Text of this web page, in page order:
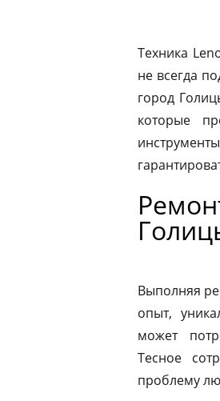
Техника
не всегда
город
которые
Выполняя
опыт,
может
Тесное
проблему